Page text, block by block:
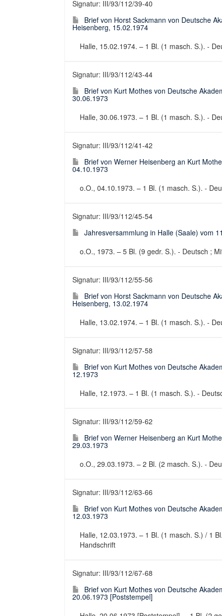
Signatur: III/93/112/39-40
Brief von Horst Sackmann von Deutsche
Heisenberg, 15.02.1974
Halle, 15.02.1974. – 1 Bl. (1 masch. S.). -
Signatur: III/93/112/43-44
Brief von Kurt Mothes von Deutsche
30.06.1973
Halle, 30.06.1973. – 1 Bl. (1 masch. S.). -
Signatur: III/93/112/41-42
Brief von Werner Heisenberg an Kurt
04.10.1973
o.O., 04.10.1973. – 1 Bl. (1 masch. S.). -
Signatur: III/93/112/45-54
Jahresversammlung in Halle (Saale) vom
o.O., 1973. – 5 Bl. (9 gedr. S.). - Deutsch ;
Signatur: III/93/112/55-56
Brief von Horst Sackmann von Deutsche
Heisenberg, 13.02.1974
Halle, 13.02.1974. – 1 Bl. (1 masch. S.). -
Signatur: III/93/112/57-58
Brief von Kurt Mothes von Deutsche
12.1973
Halle, 12.1973. – 1 Bl. (1 masch. S.). -
Signatur: III/93/112/59-62
Brief von Werner Heisenberg an Kurt
29.03.1973
o.O., 29.03.1973. – 2 Bl. (2 masch. S.). -
Signatur: III/93/112/63-66
Brief von Kurt Mothes von Deutsche
12.03.1973
Halle, 12.03.1973. – 1 Bl. (1 masch. S.) / 1
Handschrift
Signatur: III/93/112/67-68
Brief von Kurt Mothes von Deutsche
20.06.1973 [Poststempel]